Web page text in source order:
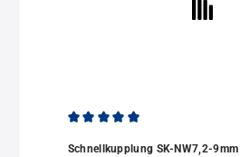
Schnellkupplung SK-NW7,2-